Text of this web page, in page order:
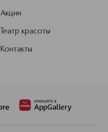
Акции
Театр красоты
Контакты